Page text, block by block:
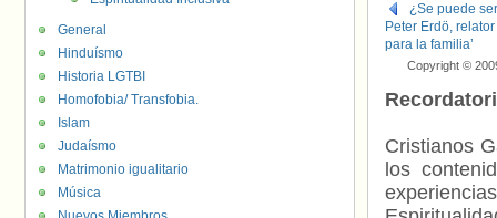
¿Se puede
Peter Erdö,
para la familia’
Copyright ©
Cristianos
los
General
Hinduísmo
Historia LGTBI
Homofobia/ Transfobia.
Islam
Judaísmo
Matrimonio igualitario
Música